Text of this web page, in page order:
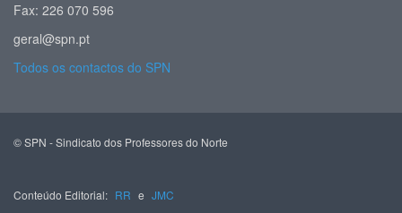
Fax: 226 070 596
geral@spn.pt
Todos os contactos do SPN
© SPN - Sindicato dos Professores do Norte
Conteúdo Editorial: RR e JMC